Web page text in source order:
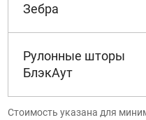
Зебра
Рулонные шторы
БлэкАут
Стоимость указана для